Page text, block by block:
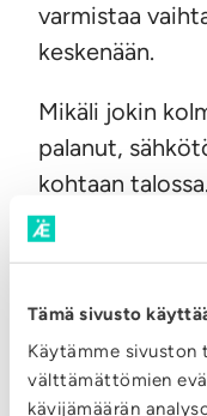
Tämä sivusto
Käytämme sivuston
välttämättömien
kävijämäärän
varmistaa
keskenään.
Mikäli jokin
palanut,
kohtaan
laitteista,
Äänekosken
Äänekosken
632 3899